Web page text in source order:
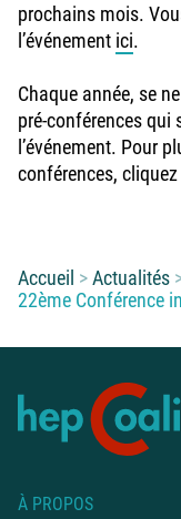
prochains mois.
l’événement ici.
Chaque année, se
pré-conférences qui
l’événement. Pour
conférences, cliquez
Vous êtes ici :
Accueil Actualités
22ème Conférence
À PROPOS